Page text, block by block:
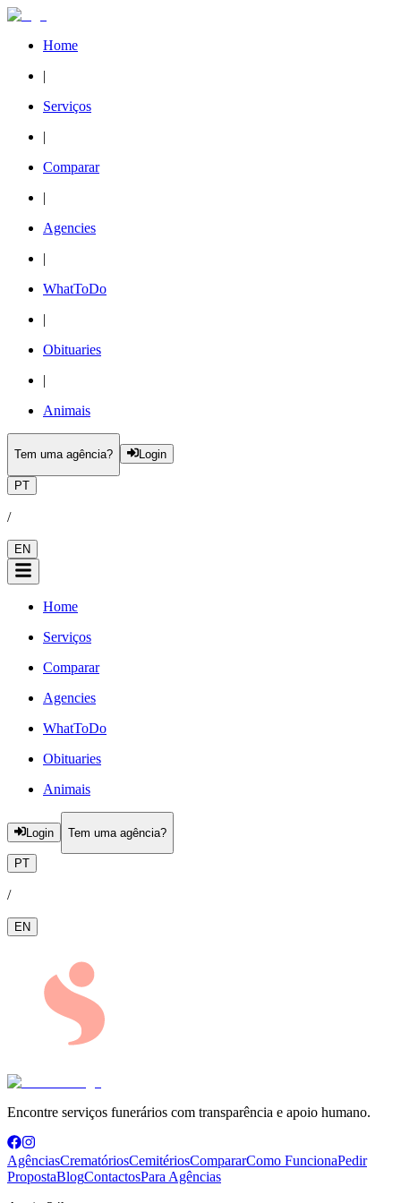
Home
|
Serviços
|
Comparar
|
Agencies
|
WhatToDo
|
Obituaries
|
Animais
Tem uma agência? Login
PT
/
EN
Home
Serviços
Comparar
Agencies
WhatToDo
Obituaries
Animais
Login Tem uma agência?
PT
/
EN
Encontre serviços funerários com transparência e apoio humano.
AgênciasCrematóriosCemitériosCompararComo FuncionaPedir
PropostaBlogContactosPara Agências